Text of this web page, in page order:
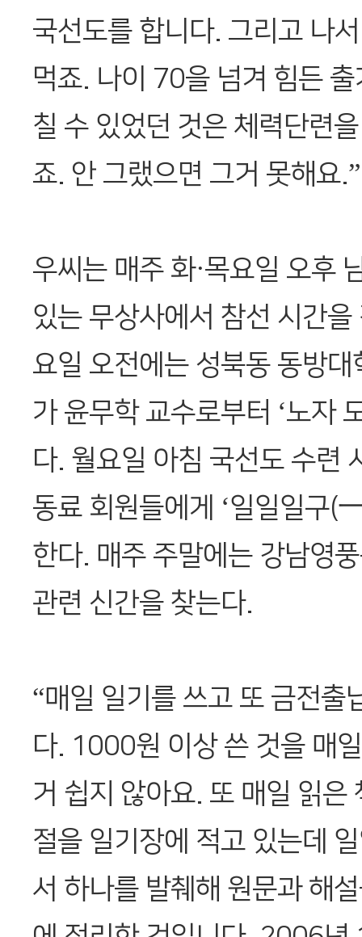
국선도를 합니다. 그리고 나
먹죠. 나이 70을 넘겨 힘든
칠 수 있었던 것은 체력단련
죠. 안 그랬으면 그거 못해요.”
우씨는 매주 화·목요일 오후
있는 무상사에서 참선 시간
요일 오전에는 성북동 동방
가 윤무학 교수로부터 ‘노자
다. 월요일 아침 국선도 수련
동료 회원들에게 ‘일일일구(
한다. 매주 주말에는 강남영
관련 신간을 찾는다.
“매일 일기를 쓰고 또 금전출
다. 1000원 이상 쓴 것을 매
거 쉽지 않아요. 또 매일 읽은
절을 일기장에 적고 있는데
서 하나를 발췌해 원문과 해